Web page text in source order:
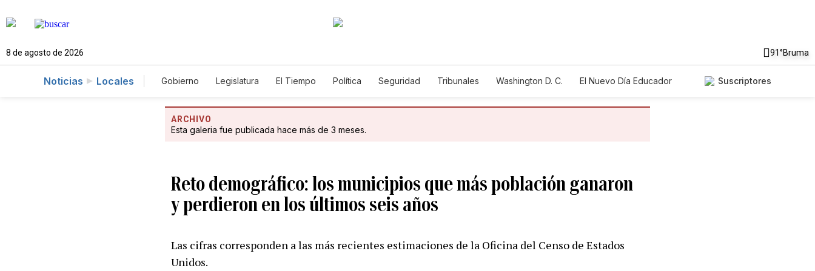
8 de agosto de 2026 91°Bruma
Noticias Locales Gobierno Legislatura El Tiempo Política Seguridad Tribunales Washington D. C.
El Nuevo Día Educador
Suscriptores
ARCHIVO
Esta galeria fue publicada hace más de 3 meses.
Reto demográfico: los municipios que más población ganaron
y perdieron en los últimos seis años
Las cifras corresponden a las más recientes estimaciones de la Oficina del Censo de Estados
Unidos.